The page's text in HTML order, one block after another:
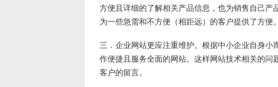
方便且详细的了解相关产品信息，也为销售自己
为一些急需和不方便（相距远）的客户提供了方便。
三．企业网站更应注重维护。根据中小企业自身
作便捷且服务全面的网站。这样网站技术相关的问
客户的留言。